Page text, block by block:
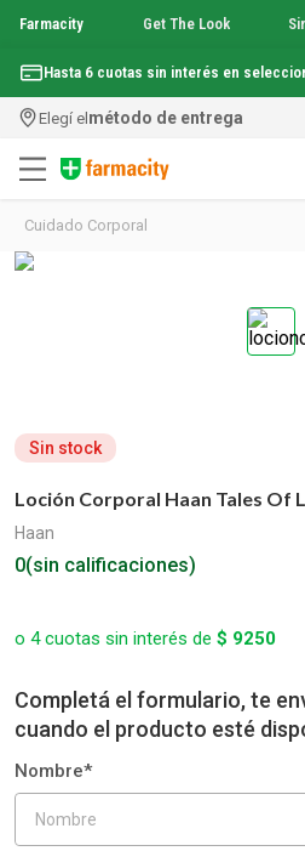
Farmacity Get The Look
Hasta 6 cuotas sin interés en
Elegí elmétodo de entrega
Cuidado Corporal
Sin stock
Loción Corporal Haan Tales Of
Haan
0(sin calificaciones)
o 4cuotas sin interés de $ 9250
2.
.get the look
10.serum elvive